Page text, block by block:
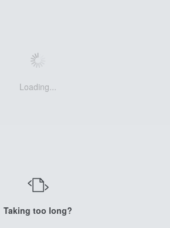
Loading...
Taking too long?